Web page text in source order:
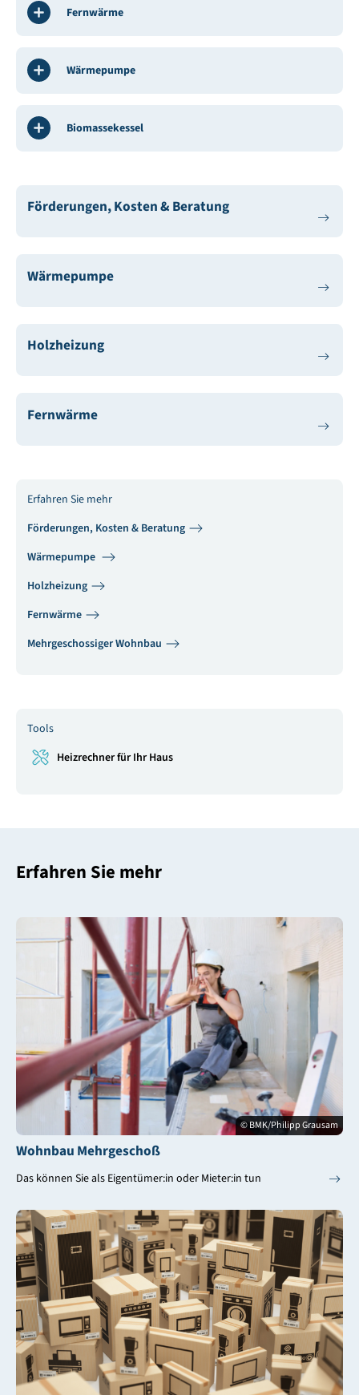
Fernwärme
Wärmepumpe
Biomassekessel
Förderungen, Kosten & Beratung
Wärmepumpe
Holzheizung
Fernwärme
Erfahren Sie mehr
Förderungen, Kosten & Beratung
Wärmepumpe
Holzheizung
Fernwärme
Mehrgeschossiger Wohnbau
Tools
Heizrechner für Ihr Haus
Erfahren Sie mehr
© BMK/Philipp Grausam
Wohnbau Mehrgeschoß
Das können Sie als Eigentümer:in oder Mieter:in tun